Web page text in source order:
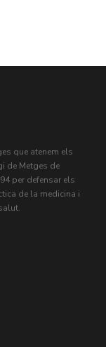
que atenem els
de Metges de
per defensar els
de la medicina i